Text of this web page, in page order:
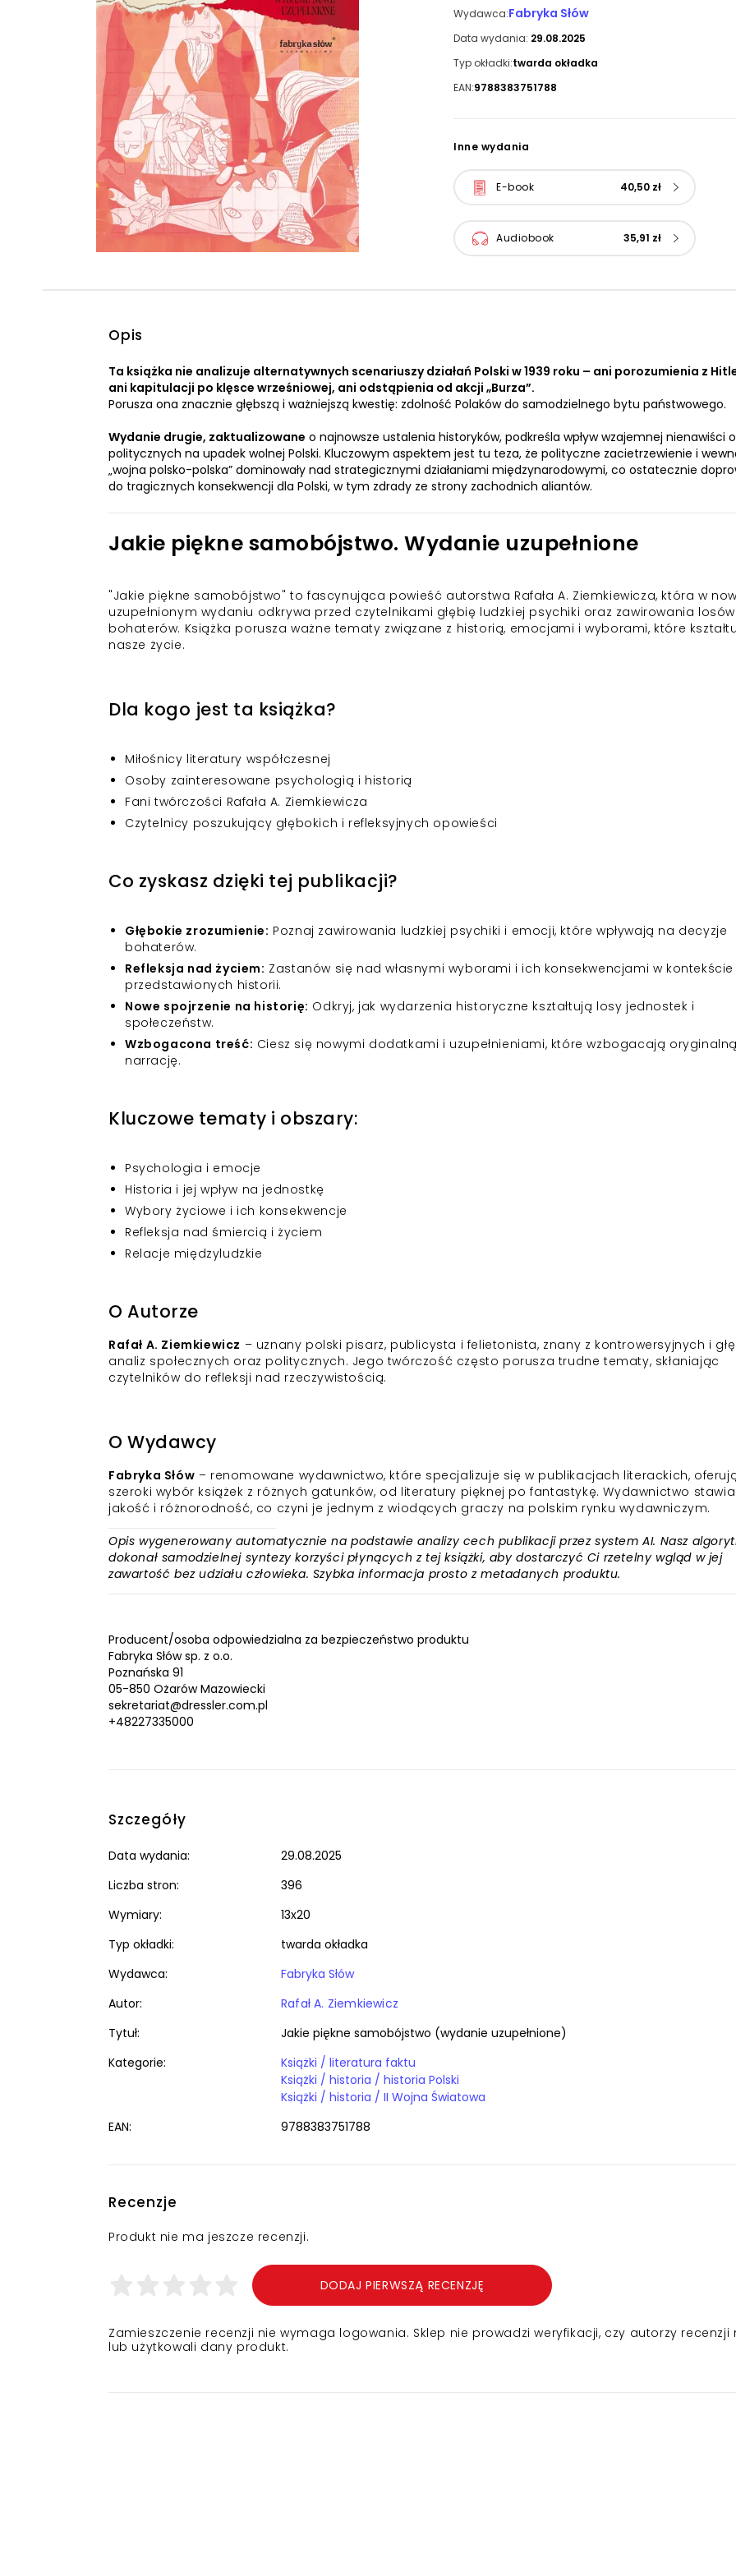
Wydawca:Fabryka Słów
Data wydania: 29.08.2025
Typ okładki:twarda okładka
EAN:9788383751788
Inne wydania
E-book 40,50 zł
Audiobook 35,91 zł
Opis
Ta książka nie analizuje alternatywnych scenariuszy działań Polski w 1939 roku – ani porozumienia z
ani kapitulacji po klęsce wrześniowej, ani odstąpienia od akcji „Burza”.
Porusza ona znacznie głębszą i ważniejszą kwestię: zdolność Polaków do samodzielnego bytu państwowego.
Wydanie drugie, zaktualizowane o najnowsze ustalenia historyków, podkreśla wpływ wzajemnej nienawiści
politycznych na upadek wolnej Polski. Kluczowym aspektem jest tu teza, że polityczne zacietrzewienie i
„wojna polsko-polska” dominowały nad strategicznymi działaniami międzynarodowymi, co ostatecznie
do tragicznych konsekwencji dla Polski, w tym zdrady ze strony zachodnich aliantów.
Jakie piękne samobójstwo. Wydanie uzupełnione
"Jakie piękne samobójstwo" to fascynująca powieść autorstwa Rafała A. Ziemkiewicza, która w
uzupełnionym wydaniu odkrywa przed czytelnikami głębię ludzkiej psychiki oraz zawirowania losów
bohaterów. Książka porusza ważne tematy związane z historią, emocjami i wyborami, które
nasze życie.
Dla kogo jest ta książka?
Miłośnicy literatury współczesnej
Osoby zainteresowane psychologią i historią
Fani twórczości Rafała A. Ziemkiewicza
Czytelnicy poszukujący głębokich i refleksyjnych opowieści
Co zyskasz dzięki tej publikacji?
Głębokie zrozumienie: Poznaj zawirowania ludzkiej psychiki i emocji, które wpływają na decyzje
bohaterów.
Refleksja nad życiem: Zastanów się nad własnymi wyborami i ich konsekwencjami w kontekście
przedstawionych historii.
Nowe spojrzenie na historię: Odkryj, jak wydarzenia historyczne kształtują losy jednostek i
społeczeństw.
Wzbogacona treść: Ciesz się nowymi dodatkami i uzupełnieniami, które wzbogacają oryginalną
narrację.
Kluczowe tematy i obszary:
Psychologia i emocje
Historia i jej wpływ na jednostkę
Wybory życiowe i ich konsekwencje
Refleksja nad śmiercią i życiem
Relacje międzyludzkie
O Autorze
Rafał A. Ziemkiewicz – uznany polski pisarz, publicysta i felietonista, znany z kontrowersyjnych i
analiz społecznych oraz politycznych. Jego twórczość często porusza trudne tematy, skłaniając
czytelników do refleksji nad rzeczywistością.
O Wydawcy
Fabryka Słów – renomowane wydawnictwo, które specjalizuje się w publikacjach literackich,
szeroki wybór książek z różnych gatunków, od literatury pięknej po fantastykę. Wydawnictwo
jakość i różnorodność, co czyni je jednym z wiodących graczy na polskim rynku wydawniczym.
Opis wygenerowany automatycznie na podstawie analizy cech publikacji przez system AI. Nasz
dokonał samodzielnej syntezy korzyści płynących z tej książki, aby dostarczyć Ci rzetelny wgląd w jej
zawartość bez udziału człowieka. Szybka informacja prosto z metadanych produktu.
Producent/osoba odpowiedzialna za bezpieczeństwo produktu
Fabryka Słów sp. z o.o.
Poznańska 91
05-850 Ożarów Mazowiecki
sekretariat@dressler.com.pl
+48227335000
Szczegóły
Data wydania:
29.08.2025
Liczba stron:
396
Wymiary:
13x20
Typ okładki:
twarda okładka
Wydawca:
Fabryka Słów
Autor:
Rafał A. Ziemkiewicz
Tytuł:
Jakie piękne samobójstwo (wydanie uzupełnione)
Kategorie:
Książki / literatura faktu
Książki / historia / historia Polski
Książki / historia / II Wojna Światowa
EAN:
9788383751788
Recenzje
Produkt nie ma jeszcze recenzji.
DODAJ PIERWSZĄ RECENZJĘ
Zamieszczenie recenzji nie wymaga logowania. Sklep nie prowadzi weryfikacji, czy autorzy recenzji
lub użytkowali dany produkt.
Powiększony kursor
Pomoc w czytaniu
Podkreślenie linków